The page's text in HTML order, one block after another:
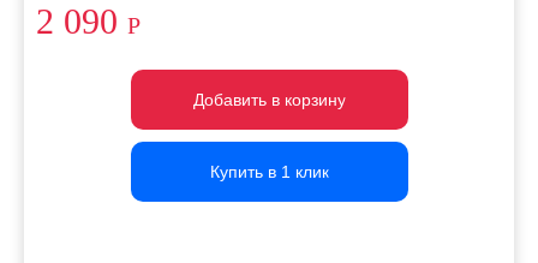
2 090 Р
Добавить в корзину
Добавить в корзину
Добавить в корзину
Купить в 1 клик
Купить в 1 клик
Купить в 1 клик